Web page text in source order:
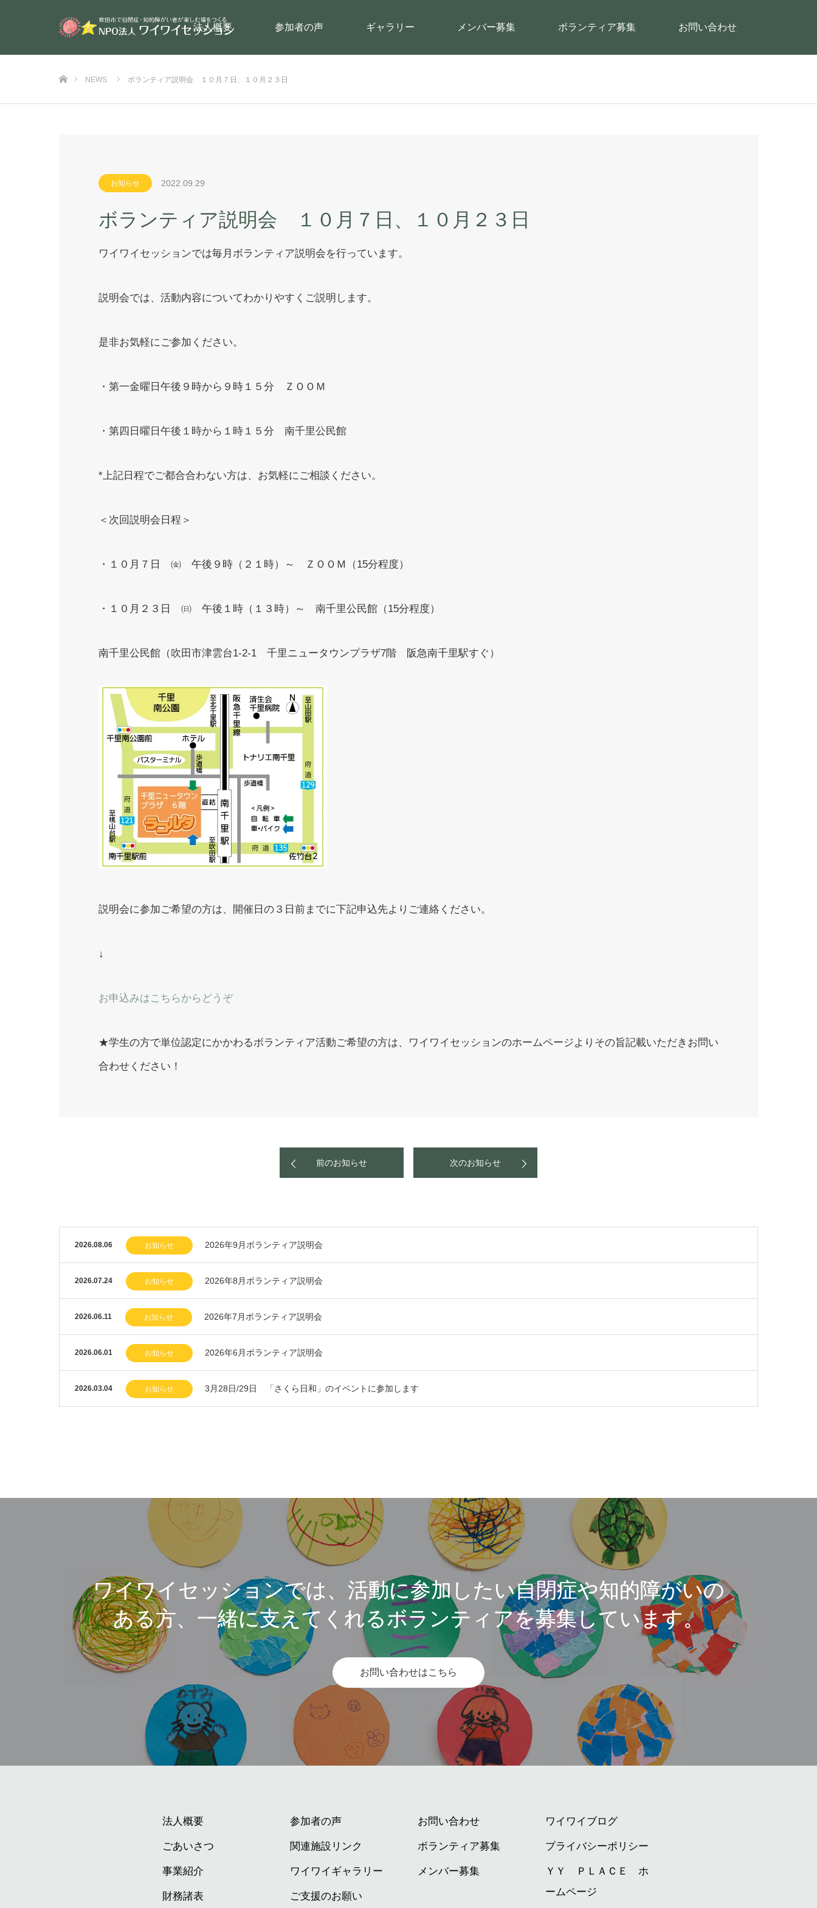
法人概要 参加者の声 ギャラリー メンバー募集 ボランティア募集 お問い合わせ
NEWS ボランティア説明会 １０月７日、１０月２３日
お知らせ 2022.09.29
ボランティア説明会 １０月７日、１０月２３日
ワイワイセッションでは毎月ボランティア説明会を行っています。
説明会では、活動内容についてわかりやすくご説明します。
是非お気軽にご参加ください。
・第一金曜日午後９時から９時１５分 ＺＯＯＭ
・第四日曜日午後１時から１時１５分 南千里公民館
*上記日程でご都合合わない方は、お気軽にご相談ください。
＜次回説明会日程＞
・１０月７日 ㈮ 午後９時（２１時）～ ＺＯＯＭ（15分程度）
・１０月２３日 ㈰ 午後１時（１３時）～ 南千里公民館（15分程度）
南千里公民館（吹田市津雲台1-2-1 千里ニュータウンプラザ7階 阪急南千里駅すぐ）
説明会に参加ご希望の方は、開催日の３日前までに下記申込先よりご連絡ください。
↓
お申込みはこちらからどうぞ
★学生の方で単位認定にかかわるボランティア活動ご希望の方は、ワイワイセッションのホームページよりその旨記載いただきお問い
合わせください！
前のお知らせ 次のお知らせ
2026.08.06 お知らせ 2026年9月ボランティア説明会
2026.07.24 お知らせ 2026年8月ボランティア説明会
2026.06.11 お知らせ 2026年7月ボランティア説明会
2026.06.01 お知らせ 2026年6月ボランティア説明会
2026.03.04 お知らせ 3月28日/29日 「さくら日和」のイベントに参加します
ワイワイセッションでは、活動に参加したい自閉症や知的障がいの
ある方、一緒に支えてくれるボランティアを募集しています。
お問い合わせはこちら
法人概要
ごあいさつ
事業紹介
財務諸表
参加者の声
関連施設リンク
ワイワイギャラリー
ご支援のお願い
お問い合わせ
ボランティア募集
メンバー募集
ワイワイブログ
プライバシーポリシー
ＹＹ ＰＬＡＣＥ ホ
ームページ